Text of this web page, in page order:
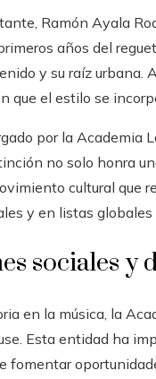
Ramón Ayala
años del
y su raíz urbana.
que el estilo se
por la Academia
no solo honra
cultural que
y en listas
sociales y
en la música, la
Esta entidad ha
fomentar